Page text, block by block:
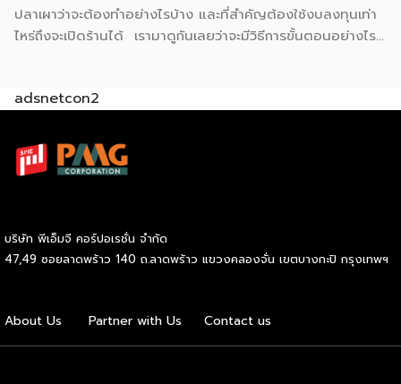
ปลาเผาว่าจะต้องทำอย่างไรบ้าง และที่สำคัญต้องใช้งบลงทุนเท่า
ไหร่ถึงจะเปิดร้านได้ เรามาดูกันเลยว่าจะมีวิธีการขั้นตอนอย่างไร
ผู้คนพลุกพล่อน เช่น ตลาดนัด แหล่งชุมชน ย่านธุรกิจ ย่าน
ได้มาก มีแหล่งซื้อวัตถุดิบ สิ่งสำคัญที่สุด คือ ปลา เราควรจะมี
แหล่งซื้อวัตถุดิบที่ดีสดใหม่ ไม่ว่าจะเป็น ปลานิล ปลาทับทิม ปลา
ดี มีสูตรน้ำจิ้มรสเด็ด อีกหนึ่งสิ่งสำคัญที่ไม่ได้คงหนีไม่พันน้ำจิ้ม
เพราะแน่นอนว่าปลาย่างก็ต้องทานคู่กับน้ำจิ้มรสแซ่บไม่ว่าจะเป็น
น้ำจิ้มซีฟู้ด น้ำจิ้มถั่ว เป็นต้น ฉะนั้นเราจะต้องมีสูตรเด็ดหรือทำให้
จำเป็นต้องจัดเตรียมอุปกรณ์หลายอย่างอยู่พอสมควร เราจะมี
adsnetcon2
บริษัท พีเอ็มจี คอร์ปอเรชั่น จำกัด
47,49 ซอยลาดพร้าว 140 ถ.ลาดพร้าว แขวงคลองจั่น เขตบางกะปิ กรุงเทพฯ
About Us Partner with Us Contact us